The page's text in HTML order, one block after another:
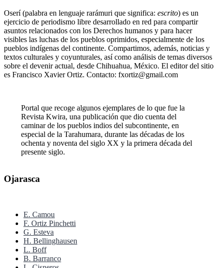
Oserí (palabra en lenguaje rarámuri que significa: escrito) es un
ejercicio de periodismo libre desarrollado en red para compartir
asuntos relacionados con los Derechos humanos y para hacer
visibles las luchas de los pueblos oprimidos, especialmente de los
pueblos indígenas del continente. Compartimos, además, noticias y
textos culturales y coyunturales, así como análisis de temas diversos
sobre el devenir actual, desde Chihuahua, México. El editor del sitio
es Francisco Xavier Ortiz. Contacto: fxortiz@gmail.com
Portal que recoge algunos ejemplares de lo que fue la
Revista Kwira, una publicación que dio cuenta del
caminar de los pueblos indios del subcontinente, en
especial de la Tarahumara, durante las décadas de los
ochenta y noventa del siglo XX y la primera década del
presente siglo.
Ojarasca
E. Camou
F. Ortiz Pinchetti
G. Esteva
H. Bellinghausen
L. Boff
B. Barranco